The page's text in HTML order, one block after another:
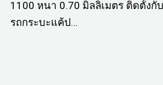
1100 หนา 0.70 มิลลิเมตร ติดตั้งกับ
รถกระบะแค้ป…